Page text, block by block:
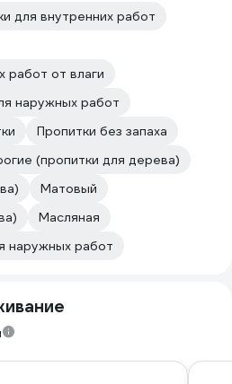
для внутренних работ
работ от влаги
наружных работ
Пропитки без запаха
(пропитки для дерева)
Матовый
Масляная
наружных работ